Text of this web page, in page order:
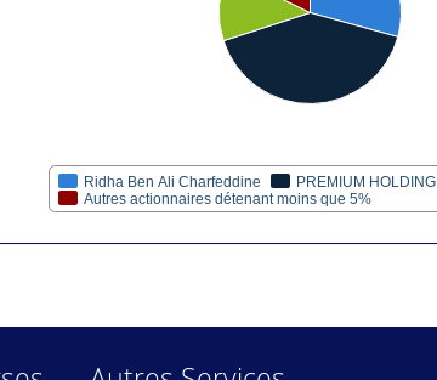
Ridha Ben Ali Charfeddine PREMIUM HOLDING
Autres actionnaires détenant moins que 5%